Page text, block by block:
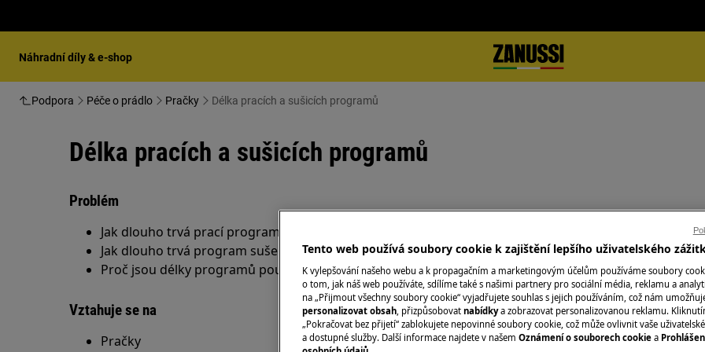
Náhradní díly & e-shop
Podpora Péče o prádlo Pračky Délka pracích a sušicích programů
Délka pracích a sušicích programů
Problém
Jak dlouho trvá prací program?
Jak dlouho trvá program sušení?
Proč jsou délky programů pouze orientační?
Vztahuje se na
Pračky
Objednejte si
V oblasti, ve
Fixní cena
kvalifikovaní
nejprve
případě potřeby
Tento web používá soubory cookie k zajištění lepšího uživatelského
K vylepšování našeho webu a k propagačním a marketingovým účelům používáme soubory
o tom, jak náš web používáte, sdílíme také s našimi partnery pro sociální média, reklamu a
na „Přijmout všechny soubory cookie“ vyjadřujete souhlas s jejich používáním, což nám
personalizovat obsah, přizpůsobovat nabídkya zobrazovat personalizovanou reklamu.
„Pokračovat bez přijetí“ zablokujete nepovinné soubory cookie, což může ovlivnit vaše
a dostupné služby. Další informace najdete v našem Oznámení o souborech cookie a